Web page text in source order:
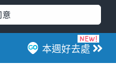
本週好去處
食社群熱話
式
#限時搶
心 #著數 #網絡熱話